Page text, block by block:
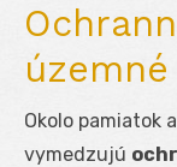
Okolo pamiatok
vymedzujú